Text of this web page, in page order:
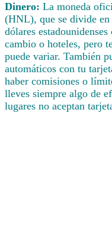
Dinero: La moneda
(HNL), que se divide en
dólares
cambio o hoteles, pero
puede variar. También
automáticos con tu
haber comisiones o
lleves siempre algo de
lugares no aceptan